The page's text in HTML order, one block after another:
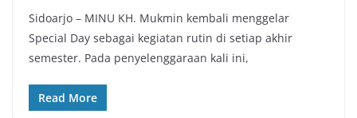
Sidoarjo – MINU KH. Mukmin kembali menggelar
Special Day sebagai kegiatan rutin di setiap akhir
semester. Pada penyelenggaraan kali ini,
Read More